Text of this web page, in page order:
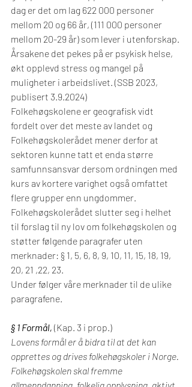
dag er det om lag 622 000 personer
mellom 20 og 66 år, (111 000 personer
mellom 20-29 år) som lever i utenforskap.
Årsakene det pekes på er psykisk helse,
økt opplevd stress og mangel på
muligheter i arbeidslivet. (SSB 2023,
publisert 3.9.2024)
Folkehøgskolene er geografisk vidt
fordelt over det meste av landet og
Folkehøgskolerådet mener derfor at
sektoren kunne tatt et enda større
samfunnsansvar dersom ordningen med
kurs av kortere varighet også omfattet
flere grupper enn ungdommer.
Folkehøgskolerådet slutter seg i helhet
til forslag til ny lov om folkehøgskolen og
støtter følgende paragrafer uten
merknader: § 1, 5, 6, 8, 9, 10, 11, 15, 18, 19,
20, 21 ,22, 23.
Under følger våre merknader til de ulike
paragrafene.
§ 1 Formål, (Kap. 3 i prop.)
Lovens formål er å bidra til at det kan
opprettes og drives folkehøgskoler i Norge.
Folkehøgskolen skal fremme